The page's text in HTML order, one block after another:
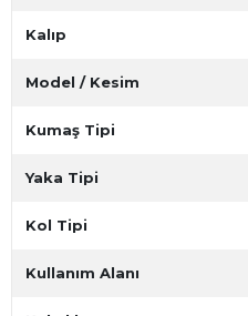
Kalıp
Model / Kesim
Kumaş Tipi
Yaka Tipi
Kol Tipi
Kullanım Alanı